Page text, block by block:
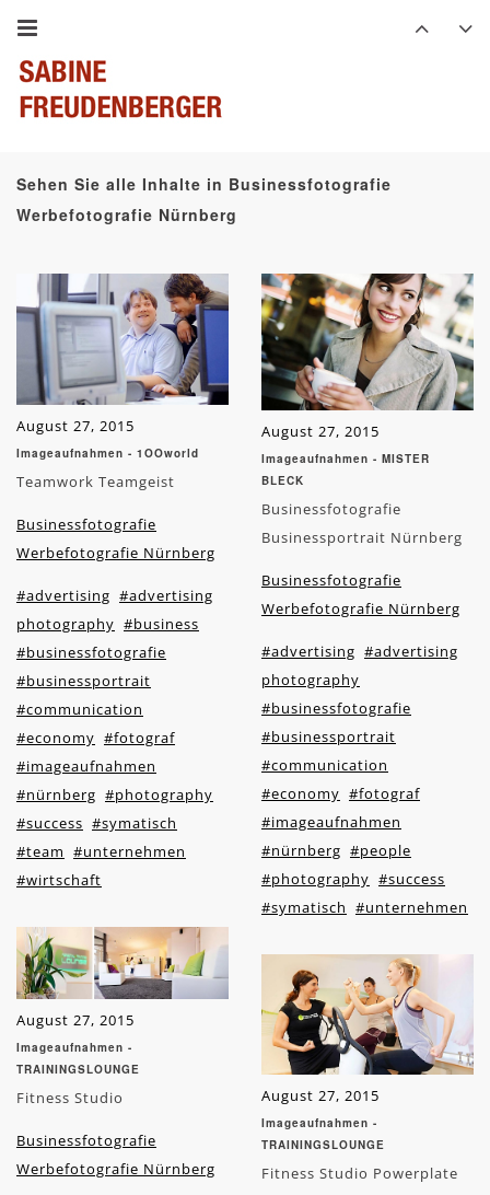
Sehen Sie alle Inhalte in Businessfotografie
Werbefotografie Nürnberg
August 27, 2015
Imageaufnahmen - 1OOworld
Teamwork Teamgeist
Businessfotografie
Werbefotografie Nürnberg
#advertising #advertising
photography #business
#businessfotografie
#businessportrait
#communication
#economy #fotograf
#imageaufnahmen
#nürnberg #photography
#success #symatisch
#team #unternehmen
#wirtschaft
August 27, 2015
Imageaufnahmen -
TRAININGSLOUNGE
Fitness Studio
Businessfotografie
Werbefotografie Nürnberg
August 27, 2015
Imageaufnahmen - MISTER
BLECK
Businessfotografie
Businessportrait Nürnberg
Businessfotografie
Werbefotografie Nürnberg
#advertising #advertising
photography
#businessfotografie
#businessportrait
#communication
#economy #fotograf
#imageaufnahmen
#nürnberg #people
#photography #success
#symatisch #unternehmen
August 27, 2015
Imageaufnahmen -
TRAININGSLOUNGE
Fitness Studio Powerplate